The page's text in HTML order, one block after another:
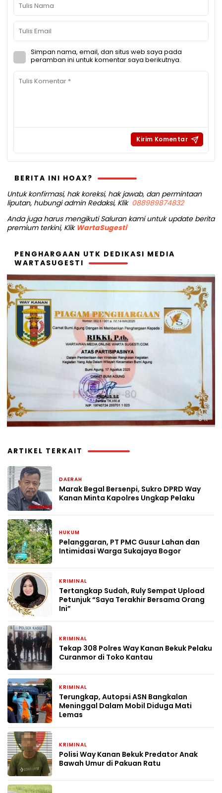
Simpan nama, email, dan situs web saya pada
peramban ini untuk komentar saya berikutnya.
BERITA INI HOAX?
Untuk konfirmasi, hak koreksi, hak jawab, dan permintaan
liputan, hubungi admin Redaksi, Klik 088989874832
Anda juga harus mengikuti Saluran kami untuk update berita
premium terkini, Klik WartaSugesti
PENGHARGAAN UTK DEDIKASI MEDIA
WARTASUGESTI
ARTIKEL TERKAIT
DAERAH
Marak Begal Bersenpi, Sukro DPRD Way
Kanan Minta Kapolres Ungkap Pelaku
HUKUM
Pelanggaran, PT PMC Gusur Lahan dan
Intimidasi Warga Sukajaya Bogor
KRIMINAL
Tertangkap Sudah, Ruly Sempat Upload
Petunjuk “Saya Terakhir Bersama Orang
Ini”
KRIMINAL
Tekap 308 Polres Way Kanan Bekuk Pelaku
Curanmor di Toko Kantau
KRIMINAL
Terungkap, Autopsi ASN Bangkalan
Meninggal Dalam Mobil Diduga Mati
Lemas
KRIMINAL
Polisi Way Kanan Bekuk Predator Anak
Bawah Umur di Pakuan Ratu